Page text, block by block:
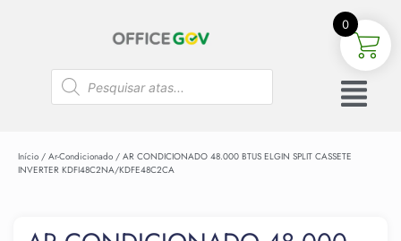
Início / Ar-Condicionado / AR CONDICIONADO 48.000 BTUS ELGIN SPLIT CASSETE
INVERTER KDFI48C2NA/KDFE48C2CA
0